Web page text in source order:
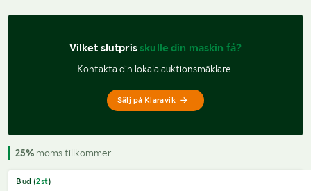
Vilket slutpris skulle din maskin få?
Kontakta din lokala auktionsmäklare.
Sälj på Klaravik
25% moms tillkommer
Bud (2st)